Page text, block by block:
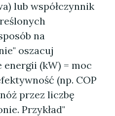
lub współczynnik
na
oszacuj
(kW) = moc
(np. COP
przez liczbę
Przykład"